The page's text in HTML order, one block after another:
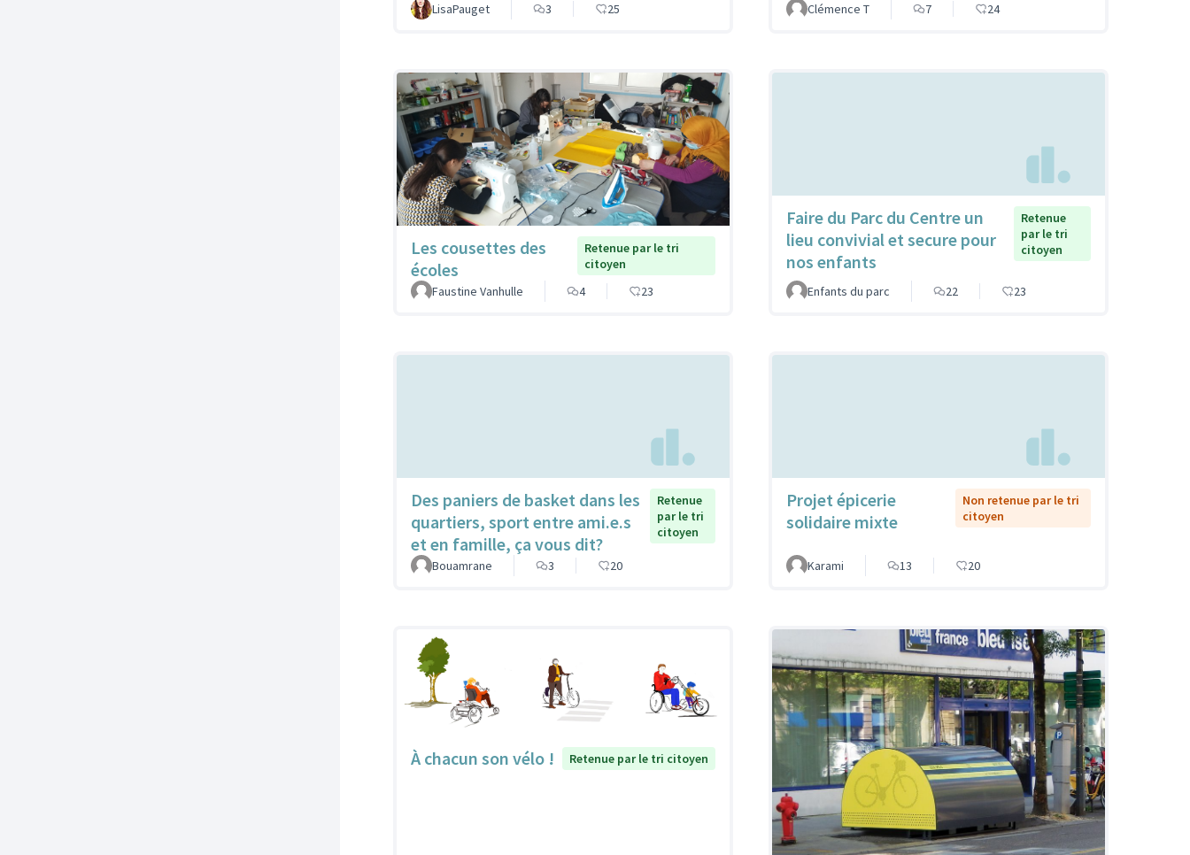
LisaPauget 3 25 Clémence T 7 24
Les cousettes des
écoles
Retenue par le tri
citoyen
Faustine Vanhulle
4 23
Faire du Parc du Centre un
lieu convivial et secure pour
nos enfants
Retenue
par le tri
citoyen
Enfants du parc 22 23
Des paniers de basket dans les
quartiers, sport entre ami.e.s
et en famille, ça vous dit?
Retenue
par le tri
citoyen
Bouamrane 3 20
Projet épicerie
solidaire mixte
Non retenue par le tri
citoyen
Karami 13 20
À chacun son vélo ! Retenue par le tri citoyen